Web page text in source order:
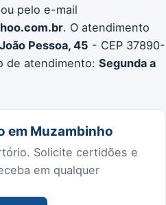
ou pelo e-mail
. O atendimento
Pessoa, 45 - CEP 37890-
de atendimento: Segunda a
em Muzambinho
Solicite certidões e
em qualquer